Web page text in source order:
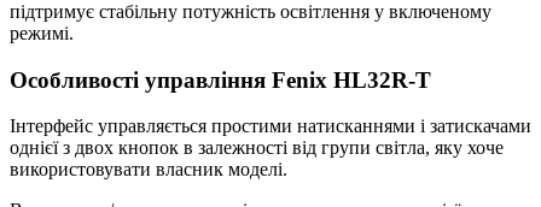
підтримує стабільну потужність освітлення у включеному
режимі.
Особливості управління Fenix HL32R-T
Інтерфейс управляється простими натисканнями і затискачами
однієї з двох кнопок в залежності від групи світла, яку хоче
використовувати власник моделі.